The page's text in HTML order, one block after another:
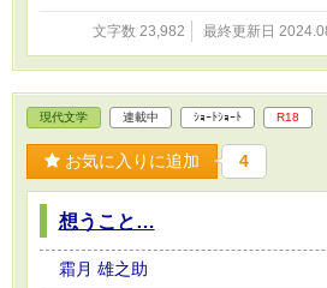
文字数 23,982 最終更新日
現代文学 連載中 ｼｮｰﾄｼｮｰﾄ R18
お気に入りに追加 4
想うこと…
霜月 雄之助